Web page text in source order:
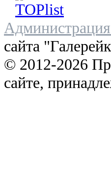
Администрация
сайта
© 2012-2026
сайте,